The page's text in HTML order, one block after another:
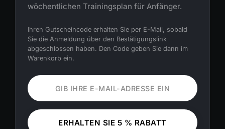
wöchentlichen Trainingsplan für Anfänger.
Ihren Gutscheincode erhalten Sie per E-Mail, sobald
Sie die Anmeldung über den Bestätigungslink
abgeschlossen haben. Den Code geben Sie dann im
Warenkorb ein.
ERHALTEN SIE 5 % RABATT